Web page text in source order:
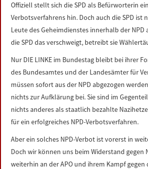
Offiziell stellt sich die SPD als Befürworterin
Verbotsverfahrens hin. Doch auch die SPD ist
Leute des Geheimdienstes innerhalb der NPD
die SPD das verschweigt, betreibt sie
Nur DIE LINKE im Bundestag bleibt bei ihrer
des Bundesamtes und der Landesämter für
müssen sofort aus der NPD abgezogen
nichts zur Aufklärung bei. Sie sind im
nichts anderes als staatlich bezahlte
für ein erfolgreiches NPD-Verbotsverfahren.
Aber ein solches NPD-Verbot ist vorerst in
Doch wir können uns beim Widerstand gegen
weiterhin an der APO und ihrem Kampf gegen